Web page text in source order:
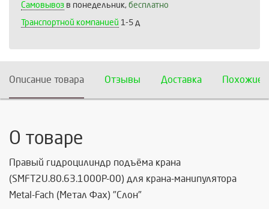
Самовывоз в понедельник, бесплатно
Транспортной компанией 1-5 д
Описание товара Отзывы Доставка Похожие
О товаре
Правый гидроцилиндр подъёма крана
(SMFT2U.80.63.1000P-00) для крана-манипулятора
Metal-Fach (Метал Фах) "Cлон"